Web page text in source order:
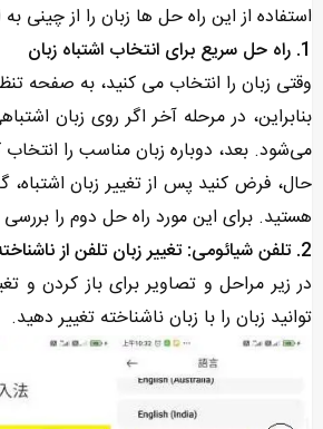
استفاده از این راه حل ها زبان را از چینی
1. راه حل سریع برای انتخاب اشتباه زبان
وقتی زبان را انتخاب می ‌کنید، به صفحه
بنابراین، در مرحله آخر اگر روی زبان
می‌شود. بعد، دوباره زبان مناسب را انتخاب
حال، فرض کنید پس از تغییر زبان اشتباه،
هستید. برای این مورد راه حل دوم را بررسی
2. تلفن شیائومی: تغییر زبان تلفن از ناشناخته به انگلیسی (بر اساس نمادها)
در زیر مراحل و تصاویر برای باز کردن
‌توانید زبان را با زبان ناشناخته تغییر دهید.